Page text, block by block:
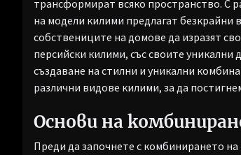
трансформират всяко пространство. С
на модели килими предлагат безкрайни
собствениците на домове да изразят
персийски килими, със своите уникални
създаване на стилни и уникални
различни видове килими, за да
Основи на
Преди да започнете с комбинирането